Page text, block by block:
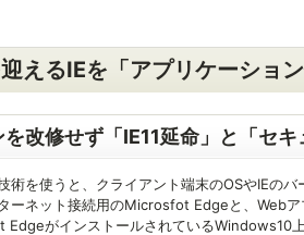
えるIEを「アプリケーショ
改修せず「IE11延命」と「セ
術を使うと、クライアント端末のOSやIEの
ーネット接続用のMicrosfot Edgeと、Web
がインストールされているWindows10